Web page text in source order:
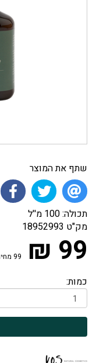
שתף את המוצר
תכולה: 100 מ''ל
מק"ט 18952993
99 ₪ 99 מחיר ל 100 מ''ל
כמות: